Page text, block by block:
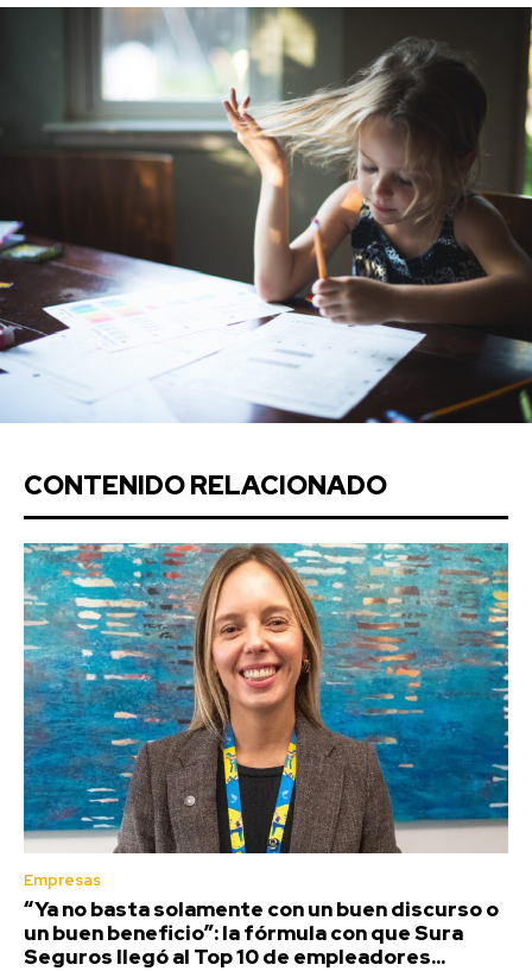
CONTENIDO RELACIONADO
Empresas
“Ya no basta solamente con un buen discurso o
un buen beneficio”: la fórmula con que Sura
Seguros llegó al Top 10 de empleadores...